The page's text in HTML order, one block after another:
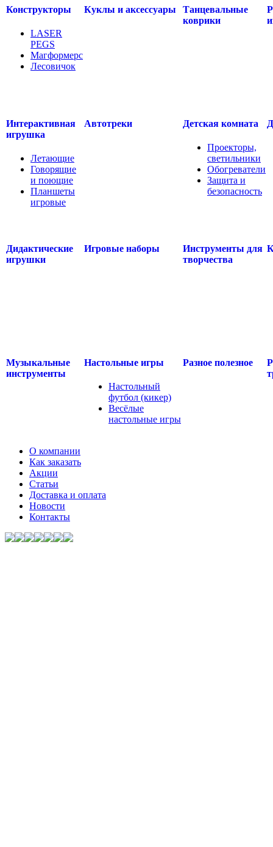
Конструкторы
LASER
PEGS
Магформерс
Лесовичок
Куклы и аксессуары
Танцевальные
коврики
Интерактивная
игрушка
Летающие
Говорящие
и поющие
Планшеты
игровые
Автотреки Детская комната
Проекторы,
светильники
Обогреватели
Защита и
безопасность
Дидактические
игрушки
Игровые наборы
Инструменты для
творчества
Музыкальные
инструменты
Настольные игры
Настольный
футбол (кикер)
Весёлые
настольные игры
Разное полезное
О компании
Как заказать
Акции
Статьи
Доставка и оплата
Новости
Контакты